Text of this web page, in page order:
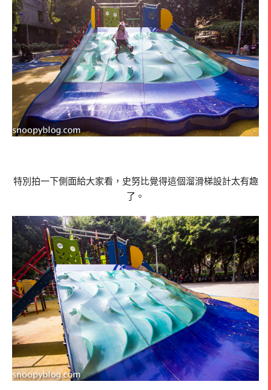
特別拍一下側面給大家看，史努比覺得這個溜滑梯設計太有趣
了。